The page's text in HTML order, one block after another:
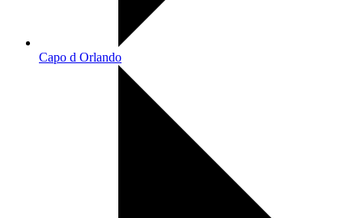
Capo d Orlando